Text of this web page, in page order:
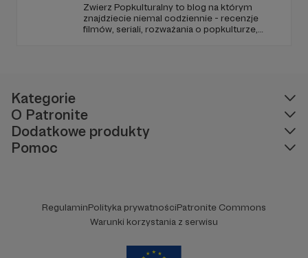
Zwierz Popkulturalny to blog na którym
znajdziecie niemal codziennie - recenzje
filmów, seriali, rozważania o popkulturze,
Kategorie
O Patronite
Dodatkowe produkty
Pomoc
RegulaminPolityka prywatnościPatronite Commons
Warunki korzystania z serwisu